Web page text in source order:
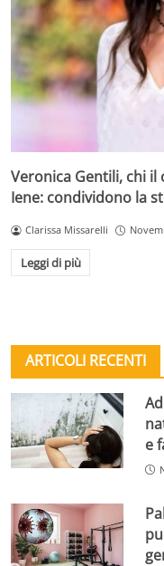
Veronica Gentili, chi
Iene: condividono la
Clarissa Missarelli
Leggi di più
ARTICOLI RECENTI
e